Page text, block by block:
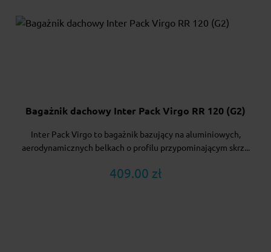
Bagażnik dachowy Inter Pack Virgo RR 120 (G2)
Inter Pack Virgo to bagażnik bazujący na aluminiowych,
aerodynamicznych belkach o profilu przypominającym skrz...
409.00 zł